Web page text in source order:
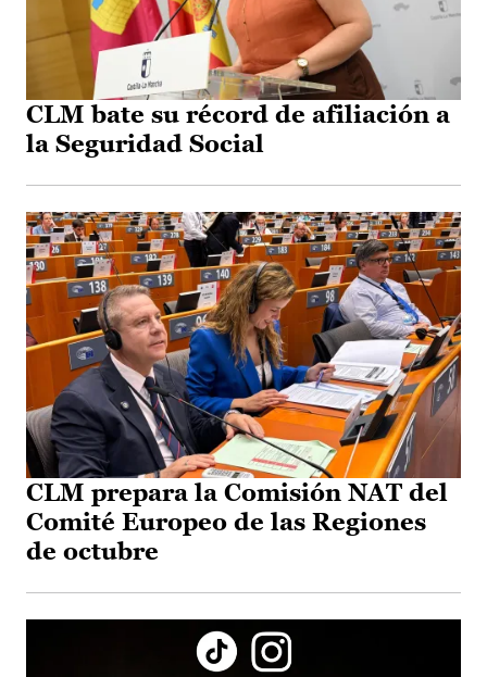
CLM bate su récord de afiliación a
la Seguridad Social
CLM prepara la Comisión NAT del
Comité Europeo de las Regiones
de octubre